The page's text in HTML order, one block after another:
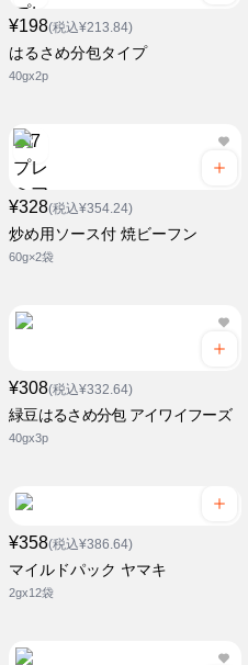
¥198(税込¥213.84)
はるさめ分包タイプ
40gx2p
¥328(税込¥354.24)
炒め用ソース付 焼ビーフン
60g×2袋
¥308(税込¥332.64)
緑豆はるさめ分包 アイワイフーズ
40gx3p
¥358(税込¥386.64)
マイルドパック ヤマキ
2gx12袋